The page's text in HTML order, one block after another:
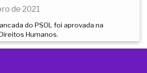
de 2021
do PSOL foi aprovada na
Humanos.